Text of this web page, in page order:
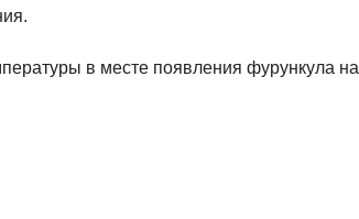
в месте появления фурункула на